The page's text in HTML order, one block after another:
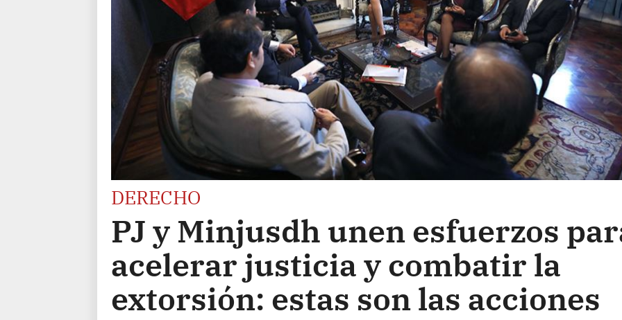
DERECHO
PJ y Minjusdh unen esfuerzos
acelerar justicia y combatir la
extorsión: estas son las acciones